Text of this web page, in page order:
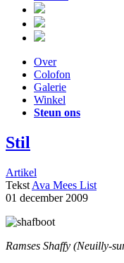
Over
Colofon
Galerie
Winkel
Steun ons
Stil
Artikel
Tekst Ava Mees List
01 december 2009
Ramses Shaffy (Neuilly-